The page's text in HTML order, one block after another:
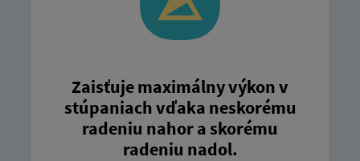
Zaisťuje maximálny výkon v
stúpaniach vďaka neskorému
radeniu nahor a skorému
radeniu nadol.